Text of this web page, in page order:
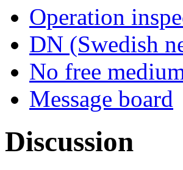
Operation
DN (Swedish
No free
Message board
Discussion